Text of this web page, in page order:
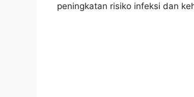
peningkatan risiko infeksi dan